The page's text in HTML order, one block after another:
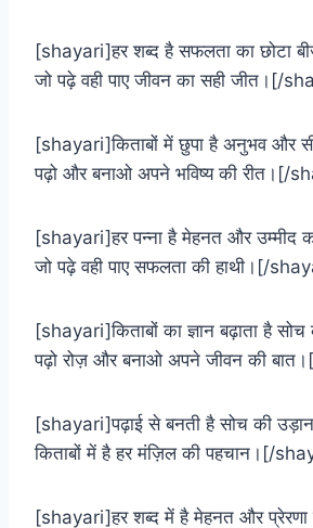
[shayari]हर शब्द है सफलता का छोटा
जो पढ़े वही पाए जीवन का सही जीत।[/
[shayari]किताबों में छुपा है अनुभव और
पढ़ो और बनाओ अपने भविष्य की रीत।[/
[shayari]हर पन्ना है मेहनत और उम्मीद
जो पढ़े वही पाए सफलता की हाथी।[/
[shayari]किताबों का ज्ञान बढ़ाता है
पढ़ो रोज़ और बनाओ अपने जीवन की
[shayari]पढ़ाई से बनती है सोच की
किताबों में है हर मंज़िल की पहचान।[/
[shayari]हर शब्द में है मेहनत और प्रेरणा